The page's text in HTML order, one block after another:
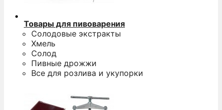
Товары для пивоварения
Солодовые экстракты
Хмель
Солод
Пивные дрожжи
Все для розлива и укупорки